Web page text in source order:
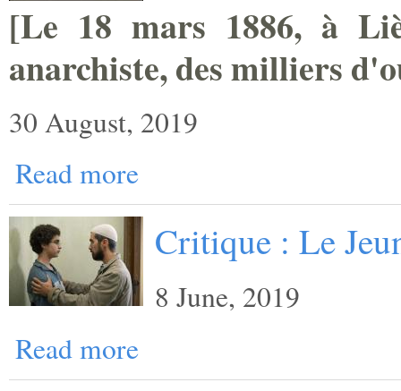
[Le 18 mars 1886, à
anarchiste, des milliers
30 August, 2019
Read more
Critique : Le
8 June, 2019
Read more